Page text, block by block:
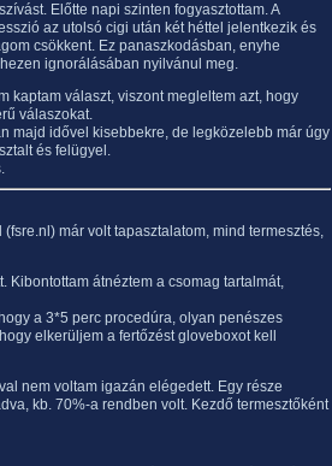
Előtte napi szinten fogyasztottam. A
az utolsó cigi után két héttel jelentkezik és
csökkent. Ez panaszkodásban, enyhe
ignorálásában nyilvánul meg.
kaptam választ, viszont megleltem azt, hogy
válaszokat.
majd idővel kisebbekre, de legközelebb már úgy
és felügyel.
már volt tapasztalatom, mind termesztés,
Kibontottam átnéztem a csomag tartalmát,
a 3*5 perc procedúra, olyan penészes
elkerüljem a fertőzést gloveboxot kell
nem voltam igazán elégedett. Egy része
kb. 70%-a rendben volt. Kezdő termesztőként